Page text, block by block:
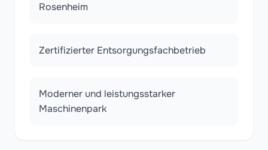
Rosenheim
Zertifizierter Entsorgungsfachbetrieb
Moderner und leistungsstarker
Maschinenpark